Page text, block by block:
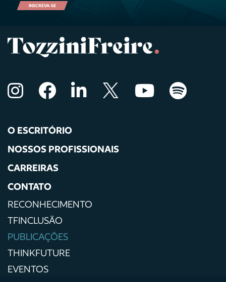
INSCREVA-SE
O ESCRITÓRIO
NOSSOS PROFISSIONAIS
CARREIRAS
CONTATO
RECONHECIMENTO
TFINCLUSÃO
PUBLICAÇÕES
THINKFUTURE
EVENTOS